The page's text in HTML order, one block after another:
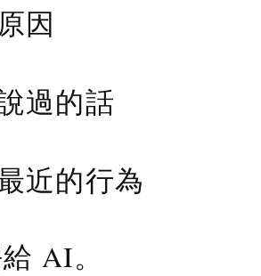
因
過的話
近的行為
AI。